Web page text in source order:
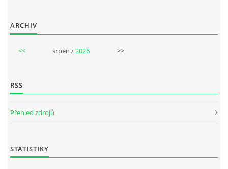
ARCHIV
<< srpen /2026 >>
RSS
Přehled zdrojů
STATISTIKY